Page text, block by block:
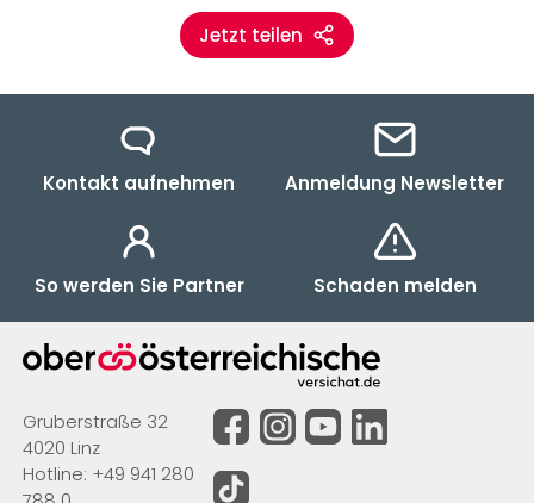
Jetzt teilen
Kontakt aufnehmen Anmeldung Newsletter
So werden Sie Partner Schaden melden
Gruberstraße 32
4020 Linz
Hotline: +49 941 280